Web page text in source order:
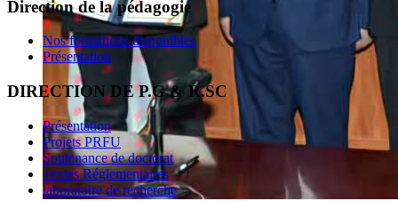
Direction de la pédagogie
Nos formations disponibles
Présentation
DIRECTION DE P.G & R.SC
Présentation
Projets PRFU
Soutenance de doctorat
Textes Réglementaires
laboratoire de recherche